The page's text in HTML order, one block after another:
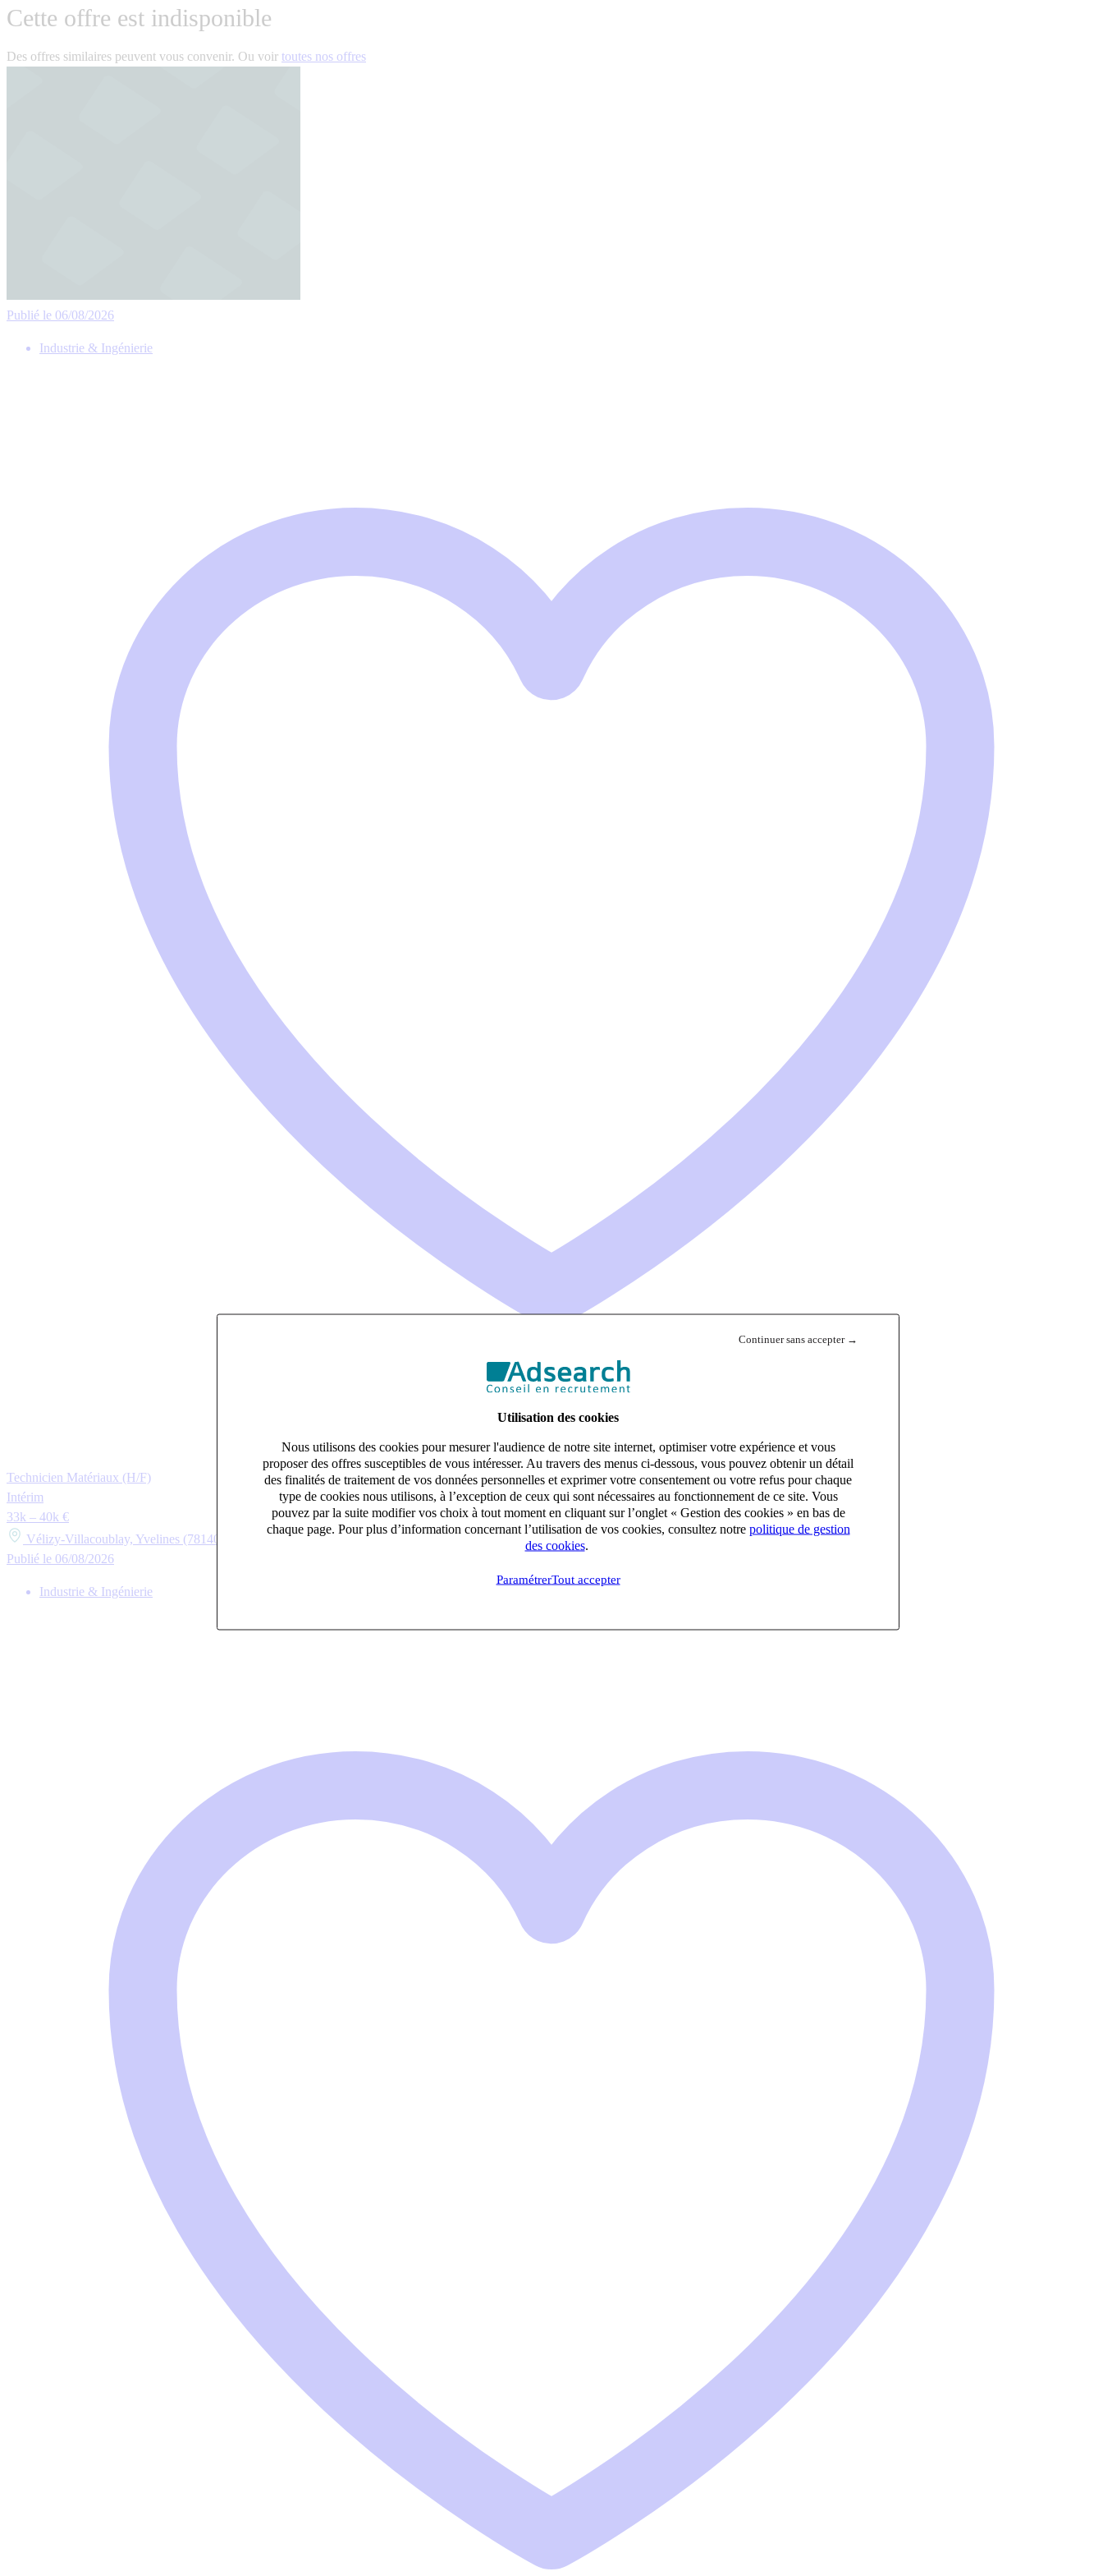
Continuer sans accepter →
Utilisation des cookies
Nous utilisons des cookies pour mesurer l'audience de notre site internet, optimiser votre expérience et vous
proposer des offres susceptibles de vous intéresser. Au travers des menus ci-dessous, vous pouvez obtenir un détail
des finalités de traitement de vos données personnelles et exprimer votre consentement ou votre refus pour chaque
type de cookies nous utilisons, à l’exception de ceux qui sont nécessaires au fonctionnement de ce site. Vous
pouvez par la suite modifier vos choix à tout moment en cliquant sur l’onglet « Gestion des cookies » en bas de
chaque page. Pour plus d’information concernant l’utilisation de vos cookies, consultez notre politique de gestion
des cookies.
ParamétrerTout accepter
Cette offre est indisponible
Des offres similaires peuvent vous convenir. Ou voir toutes nos offres
Publié le 06/08/2026
Industrie & Ingénierie
Technicien Matériaux (H/F)
Intérim
33k – 40k €
Vélizy-Villacoublay, Yvelines (78140)
Publié le 06/08/2026
Industrie & Ingénierie